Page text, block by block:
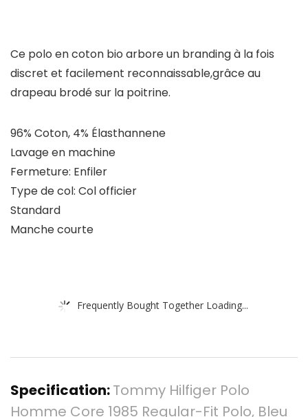
Ce polo en coton bio arbore un branding à la fois
discret et facilement reconnaissable,grâce au
drapeau brodé sur la poitrine.
96% Coton, 4% Élasthannene
Lavage en machine
Fermeture: Enfiler
Type de col: Col officier
Standard
Manche courte
Frequently Bought Together Loading...
Specification:Tommy Hilfiger Polo
Homme Core 1985 Regular-Fit Polo, Bleu